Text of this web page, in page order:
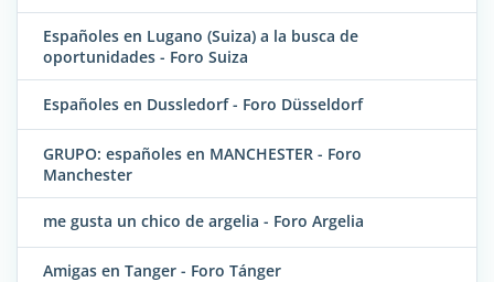
Españoles en Lugano (Suiza) a la busca de
oportunidades - Foro Suiza
Españoles en Dussledorf - Foro Düsseldorf
GRUPO: españoles en MANCHESTER - Foro
Manchester
me gusta un chico de argelia - Foro Argelia
Amigas en Tanger - Foro Tánger